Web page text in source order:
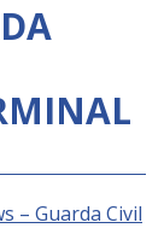
– Guarda Civil